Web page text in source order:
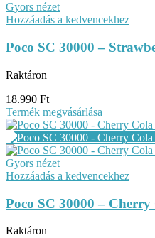
Gyors nézet
Hozzáadás a kedvencekhez
Poco SC 30000 –
Raktáron
18.990 Ft
Termék megvásárlása
Gyors nézet
Hozzáadás a kedvencekhez
Poco SC 30000 –
Raktáron